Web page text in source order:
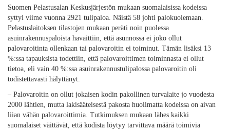
Suomen Pelastusalan Keskusjärjestön mukaan suomalaisissa kodeissa
syttyi viime vuonna 2921 tulipaloa. Näistä 58 johti palokuolemaan.
Pelastuslaitoksen tilastojen mukaan peräti noin puolessa
asuinrakennuspaloista havaittiin, että asunnossa ei joko ollut
palovaroitinta ollenkaan tai palovaroitin ei toiminut. Tämän lisäksi 13
%:ssa tapauksista todettiin, että palovaroittimen toiminnasta ei ollut
tietoa, eli vain 40 %:ssa asuinrakennustulipalossa palovaroitin oli
todistettavasti hälyttänyt.
– Palovaroitin on ollut jokaisen kodin pakollinen turvalaite jo vuodesta
2000 lähtien, mutta lakisääteisestä pakosta huolimatta kodeissa on aivan
liian vähän palovaroittimia. Tutkimuksen mukaan lähes kaikki
suomalaiset väittävät, että kodista löytyy tarvittava määrä toimivia